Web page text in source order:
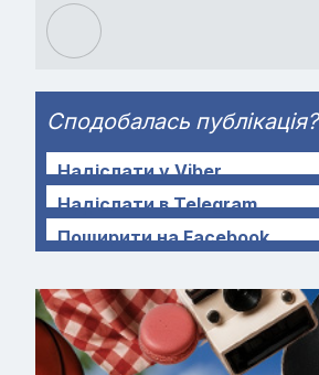
Сподобалась публікація?
Надіслати у Viber
Надіслати в Telegram
Поширити на Facebook